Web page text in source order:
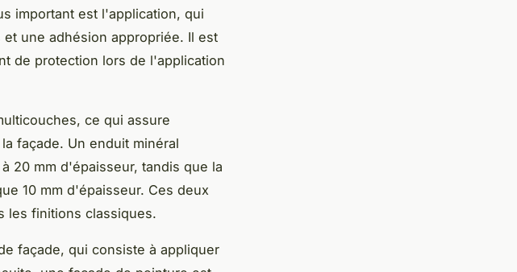
important est l'application, qui
une adhésion appropriée. Il est
de protection lors de l'application
ce qui assure
façade. Un enduit minéral
20 mm d'épaisseur, tandis que la
10 mm d'épaisseur. Ces deux
les finitions classiques.
façade, qui consiste à appliquer